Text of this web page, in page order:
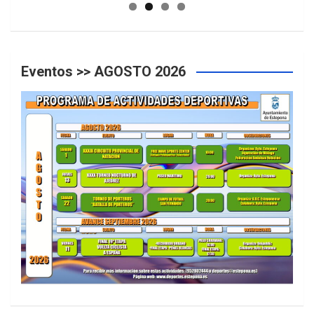
Eventos >> AGOSTO 2026